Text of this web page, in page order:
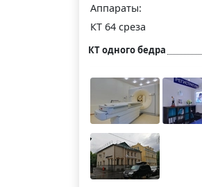
Аппараты:
КТ 64 среза
КТ одного бедра